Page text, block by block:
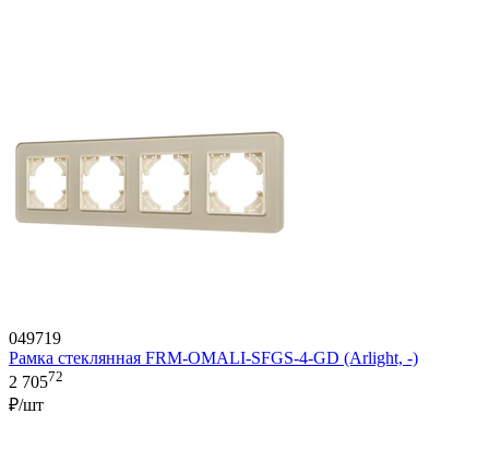
049719
Рамка стеклянная FRM-OMALI-SFGS-4-GD (Arlight, -)
2 70572
₽/шт